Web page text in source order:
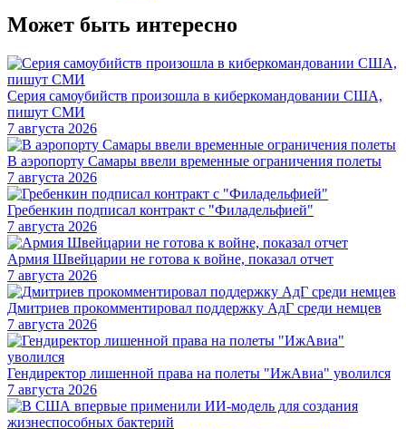
Может быть интересно
Серия самоубийств произошла в киберкомандовании США,
пишут СМИ
7 августа 2026
В аэропорту Самары ввели временные ограничения полеты
7 августа 2026
Гребенкин подписал контракт с "Филадельфией"
7 августа 2026
Армия Швейцарии не готова к войне, показал отчет
7 августа 2026
Дмитриев прокомментировал поддержку АдГ среди немцев
7 августа 2026
Гендиректор лишенной права на полеты "ИжАвиа" уволился
7 августа 2026